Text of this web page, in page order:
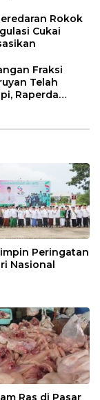
Rokok
Cukai
Fraksi
Telah
Raperda
Peringatan
Nasional
Ras di Pasar